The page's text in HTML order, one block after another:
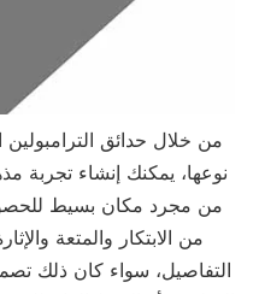
من خلال حدائق
نوعها، يمكنك إنشاء تجربة
من مجرد مكان بسيط
من الابتكار والمتعة
التفاصيل، سواء كان ذلك